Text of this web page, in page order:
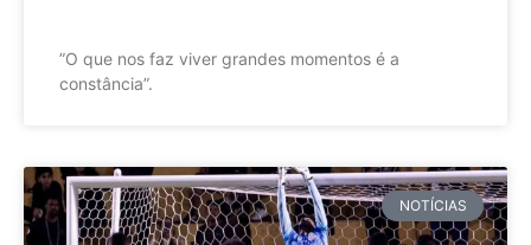
”O que nos faz viver grandes momentos é a
constância”.
NOTÍCIAS